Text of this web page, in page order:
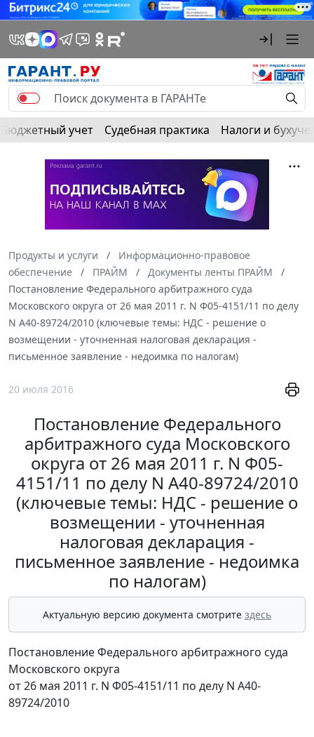
Бюджетный учет Судебная практика Налоги и
Продукты и услуги
Информационно-правовое
обеспечение
ПРАЙМ
Документы ленты ПРАЙМ
Постановление Федерального арбитражного суда
Московского округа от 26 мая 2011 г. N Ф05-4151/11 по делу
N А40-89724/2010 (ключевые темы: НДС - решение о
возмещении - уточненная налоговая декларация -
письменное заявление - недоимка по налогам)
20 июля 2016
Постановление Федерального
арбитражного суда Московского
округа от 26 мая 2011 г. N Ф05-
4151/11 по делу N А40-89724/2010
(ключевые темы: НДС - решение о
возмещении - уточненная
налоговая декларация -
письменное заявление - недоимка
по налогам)
Актуальную версию документа смотрите здесь
Постановление Федерального арбитражного суда
Московского округа
от 26 мая 2011 г. N Ф05-4151/11 по делу N А40-
89724/2010